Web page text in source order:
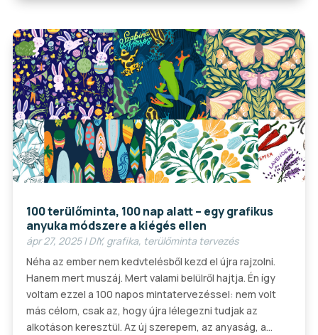
100 terülőminta, 100 nap alatt – egy grafikus
anyuka módszere a kiégés ellen
ápr 27, 2025|DIY, grafika, terülőminta tervezés
Néha az ember nem kedvtelésből kezd el újra rajzolni.
Hanem mert muszáj. Mert valami belülről hajtja. Én így
voltam ezzel a 100 napos mintatervezéssel: nem volt
más célom, csak az, hogy újra lélegezni tudjak az
alkotáson keresztül. Az új szerepem, az anyaság, a...